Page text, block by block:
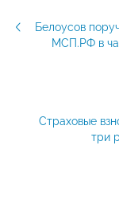
Белоусов
МСП.РФ в
Страховые
три